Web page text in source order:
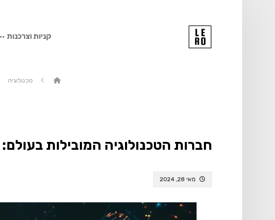
קניות וצרכנות
טכנולוגיה
חברות הטכנולוגיה המובילות
מאי 28, 2024